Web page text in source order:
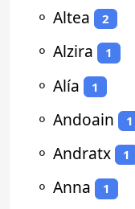
⚬ Altea 2
⚬ Alzira 1
⚬ Alía 1
⚬ Andoain 1
⚬ Andratx 1
⚬ Anna 1